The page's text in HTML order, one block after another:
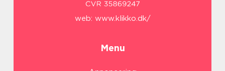
web: www.klikko.dk/
Menu